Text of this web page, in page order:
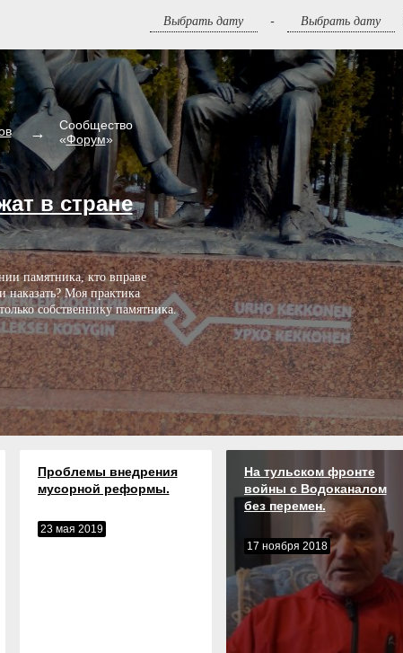
-
Сообщество
«Форум»
в стране
памятника, кто вправе
наказать? Моя практика
собственнику памятника.
Проблемы внедрения
мусорной реформы.
23 мая 2019
На тульском фронте
войны с Водоканалом
без перемен.
17 ноября 2018